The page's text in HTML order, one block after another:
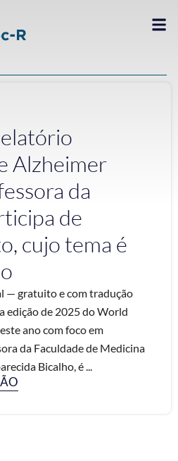
Alzheimer
da
de
cujo tema é
— gratuito e com tradução
edição de 2025 do World
ano com foco em
da Faculdade de Medicina
Bicalho, é ...